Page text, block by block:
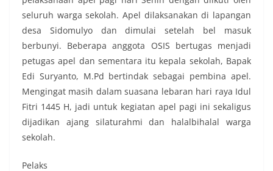
seluruh warga sekolah. Apel dilaksanakan di lapangan
desa Sidomulyo dan dimulai setelah bel masuk
berbunyi. Beberapa anggota OSIS bertugas menjadi
petugas apel dan sementara itu kepala sekolah, Bapak
Edi Suryanto, M.Pd bertindak sebagai pembina apel.
Mengingat masih dalam suasana lebaran hari raya Idul
Fitri 1445 H, jadi untuk kegiatan apel pagi ini sekaligus
dijadikan ajang silaturahmi dan halalbihalal warga
sekolah.
Pelaks